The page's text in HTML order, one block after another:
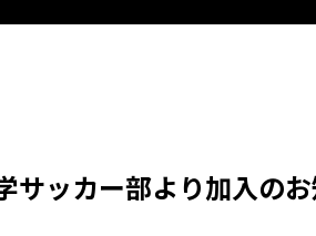
サッカー部より加入の